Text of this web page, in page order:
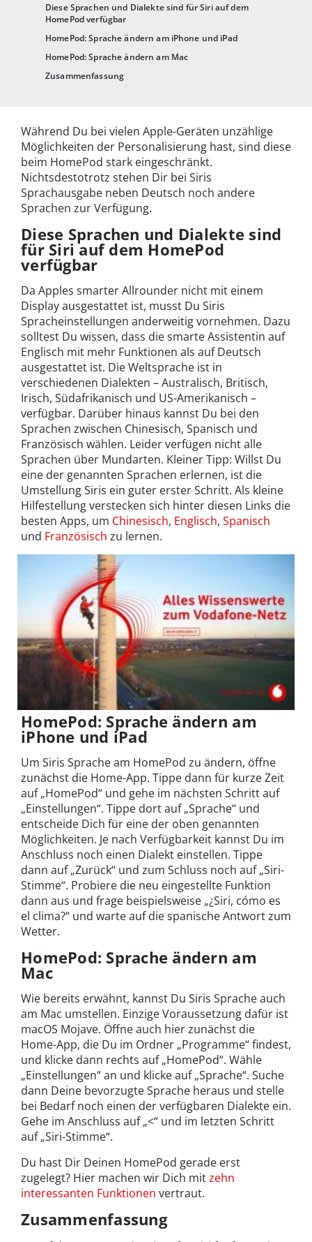
Diese Sprachen und Dialekte sind für Siri auf dem
HomePod verfügbar
HomePod: Sprache ändern am iPhone und iPad
HomePod: Sprache ändern am Mac
Zusammenfassung
Während Du bei vielen Apple-Geräten unzählige
Möglichkeiten der Personalisierung hast, sind diese
beim HomePod stark eingeschränkt.
Nichtsdestotrotz stehen Dir bei Siris
Sprachausgabe neben Deutsch noch andere
Sprachen zur Verfügung.
Diese Sprachen und Dialekte sind
für Siri auf dem HomePod
verfügbar
Da Apples smarter Allrounder nicht mit einem
Display ausgestattet ist, musst Du Siris
Spracheinstellungen anderweitig vornehmen. Dazu
solltest Du wissen, dass die smarte Assistentin auf
Englisch mit mehr Funktionen als auf Deutsch
ausgestattet ist. Die Weltsprache ist in
verschiedenen Dialekten – Australisch, Britisch,
Irisch, Südafrikanisch und US-Amerikanisch –
verfügbar. Darüber hinaus kannst Du bei den
Sprachen zwischen Chinesisch, Spanisch und
Französisch wählen. Leider verfügen nicht alle
Sprachen über Mundarten. Kleiner Tipp: Willst Du
eine der genannten Sprachen erlernen, ist die
Umstellung Siris ein guter erster Schritt. Als kleine
Hilfestellung verstecken sich hinter diesen Links die
besten Apps, um Chinesisch, Englisch, Spanisch
und Französisch zu lernen.
HomePod: Sprache ändern am
iPhone und iPad
Um Siris Sprache am HomePod zu ändern, öffne
zunächst die Home-App. Tippe dann für kurze Zeit
auf „HomePod“ und gehe im nächsten Schritt auf
„Einstellungen“. Tippe dort auf „Sprache“ und
entscheide Dich für eine der oben genannten
Möglichkeiten. Je nach Verfügbarkeit kannst Du im
Anschluss noch einen Dialekt einstellen. Tippe
dann auf „Zurück“ und zum Schluss noch auf „Siri-
Stimme“. Probiere die neu eingestellte Funktion
dann aus und frage beispielsweise „¿Siri, cómo es
el clima?“ und warte auf die spanische Antwort zum
Wetter.
HomePod: Sprache ändern am
Mac
Wie bereits erwähnt, kannst Du Siris Sprache auch
am Mac umstellen. Einzige Voraussetzung dafür ist
macOS Mojave. Öffne auch hier zunächst die
Home-App, die Du im Ordner „Programme“ findest,
und klicke dann rechts auf „HomePod“. Wähle
„Einstellungen“ an und klicke auf „Sprache“. Suche
dann Deine bevorzugte Sprache heraus und stelle
bei Bedarf noch einen der verfügbaren Dialekte ein.
Gehe im Anschluss auf „<“ und im letzten Schritt
auf „Siri-Stimme“.
Du hast Dir Deinen HomePod gerade erst
zugelegt? Hier machen wir Dich mitzehn
interessanten Funktionen vertraut.
Zusammenfassung